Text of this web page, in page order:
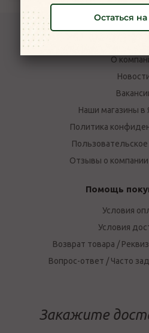
О
Наши магазины в
Политика
Отзывы о
Помощь
Условия
Условия
Возврат товара /
Вопрос-ответ / Часто
Закажите
Остаться